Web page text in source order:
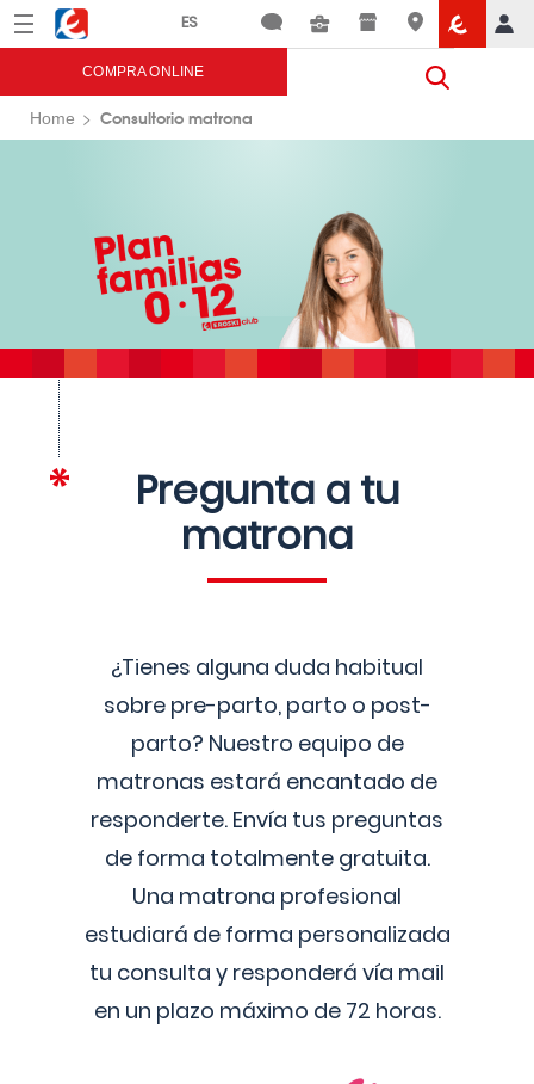
Menú Eroski
COMPRA ONLINE
Home Consultorio matrona
Pregunta a tu
matrona
¿Tienes alguna duda habitual
sobre pre-parto, parto o post-
parto? Nuestro equipo de
matronas estará encantado de
responderte. Envía tus preguntas
de forma totalmente gratuita.
Una matrona profesional
estudiará de forma personalizada
tu consulta y responderá vía mail
en un plazo máximo de 72 horas.